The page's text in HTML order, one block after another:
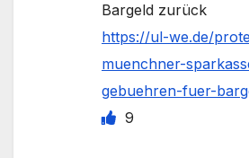
Bargeld zurück
https://ul-we.de/
muenchner-
gebuehren-fuer-
9